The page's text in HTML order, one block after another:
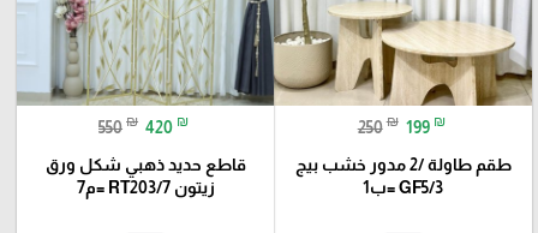
250 ₪ 199 ₪
طقم طاولة /2 مدور خشب بيج
GF5/3 =ب1
550 ₪ 420 ₪
قاطع حديد ذهبي شكل ورق
زيتون RT203/7 =م7